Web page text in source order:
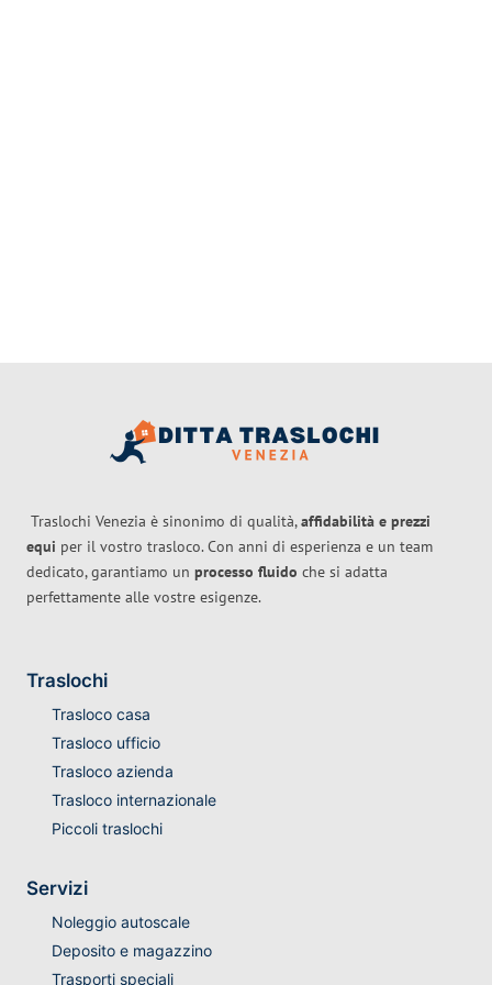
Traslochi Venezia è sinonimo di qualità,affidabilità e prezzi
equi per il vostro trasloco. Con anni di esperienza e un team
dedicato, garantiamo un processo fluido che si adatta
perfettamente alle vostre esigenze.
Traslochi
Trasloco casa
Trasloco ufficio
Trasloco azienda
Trasloco internazionale
Piccoli traslochi
Servizi
Noleggio autoscale
Deposito e magazzino
Trasporti speciali